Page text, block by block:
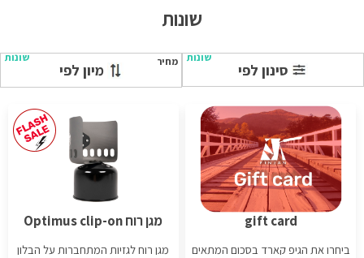
שונות
סינון לפי
שונות
מיון לפי
שונות מחיר
gift card
ביחרו את הגיפ קארד בסכום המתאים
מגן רוח Optimus clip-on
מגן רוח לגזיות המתחברות על הבלון